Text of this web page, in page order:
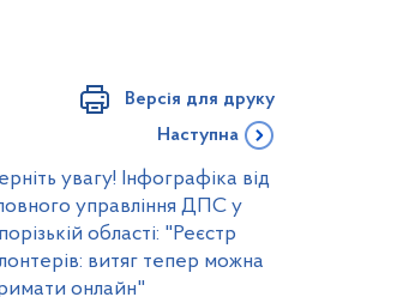
Версія для друку
Наступна
увагу! Інфографіка від
управління ДПС у
області: "Реєстр
витяг тепер можна
онлайн"